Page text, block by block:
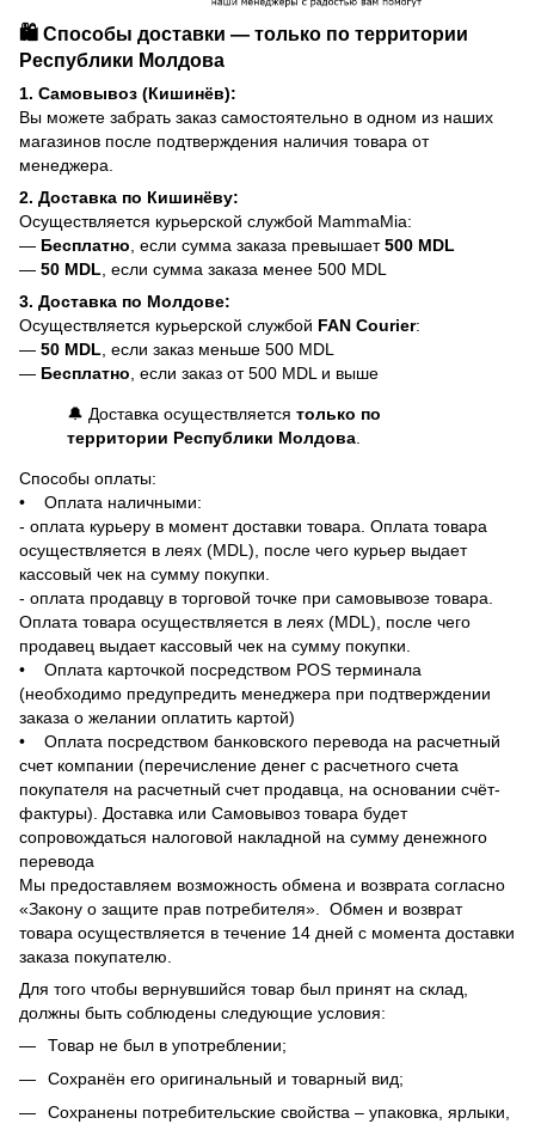
🛍️ Способы доставки — только по территории
Республики Молдова
1. Самовывоз (Кишинёв):
Вы можете забрать заказ самостоятельно в одном из наших
магазинов после подтверждения наличия товара от
менеджера.
2. Доставка по Кишинёву:
Осуществляется курьерской службой MammaMia:
— Бесплатно , если сумма заказа превышает500 MDL
— 50 MDL , если сумма заказа менее 500 MDL
3. Доставка по Молдове:
Осуществляется курьерской службой FAN Courier:
— 50 MDL , если заказ меньше 500 MDL
— Бесплатно , если заказ от 500 MDL и выше
🔔 Доставка осуществляется только по
территории Республики Молдова
Способы оплаты:
• Оплата наличными:
- оплата курьеру в момент доставки товара. Оплата товара
осуществляется в леях (MDL), после чего курьер выдает
кассовый чек на сумму покупки.
- оплата продавцу в торговой точке при самовывозе товара.
Оплата товара осуществляется в леях (MDL), после чего
продавец выдает кассовый чек на сумму покупки.
• Оплата карточкой посредством POS терминала
(необходимо предупредить менеджера при подтверждении
заказа о желании оплатить картой)
• Оплата посредством банковского перевода на расчетный
счет компании (перечисление денег с расчетного счета
покупателя на расчетный счет продавца, на основании счёт-
фактуры). Доставка или Самовывоз товара будет
сопровождаться налоговой накладной на сумму денежного
перевода
Мы предоставляем возможность обмена и возврата согласно
«Закону о защите прав потребителя». Обмен и возврат
товара осуществляется в течение 14 дней с момента доставки
заказа покупателю.
Для того чтобы вернувшийся товар был принят на склад,
должны быть соблюдены следующие условия:
Товар не был в употреблении;
Сохранён его оригинальный и товарный вид;
Сохранены потребительские свойства – упаковка, ярлыки,